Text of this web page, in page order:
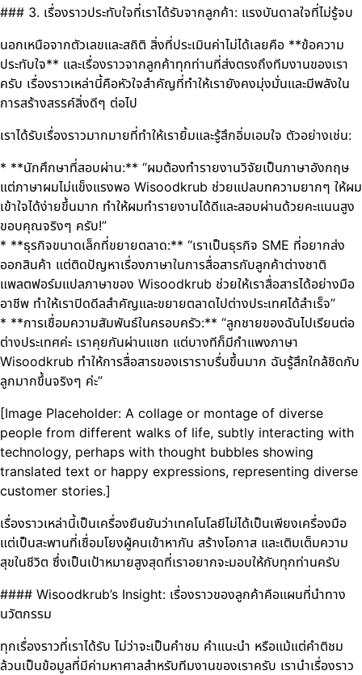
### 3. เรื่องราวประทับใจที่เราได้รับจากลูกค้า: แรงบันดาลใจที่ไม่รู้จบ
นอกเหนือจากตัวเลขและสถิติ สิ่งที่ประเมินค่าไม่ได้เลยคือ **ข้อความ
ประทับใจ** และเรื่องราวจากลูกค้าทุกท่านที่ส่งตรงถึงทีมงานของเรา
ครับ เรื่องราวเหล่านี้คือหัวใจสำคัญที่ทำให้เรายังคงมุ่งมั่นและมีพลังใน
การสร้างสรรค์สิ่งดีๆ ต่อไป
เราได้รับเรื่องราวมากมายที่ทำให้เรายิ้มและรู้สึกอิ่มเอมใจ ตัวอย่างเช่น:
* **นักศึกษาที่สอบผ่าน:** “ผมต้องทำรายงานวิจัยเป็นภาษาอังกฤษ
แต่ภาษาผมไม่แข็งแรงพอ Wisoodkrub ช่วยแปลบทความยากๆ ให้ผม
เข้าใจได้ง่ายขึ้นมาก ทำให้ผมทำรายงานได้ดีและสอบผ่านด้วยคะแนนสูง
ขอบคุณจริงๆ ครับ!”
* **ธุรกิจขนาดเล็กที่ขยายตลาด:** “เราเป็นธุรกิจ SME ที่อยากส่ง
ออกสินค้า แต่ติดปัญหาเรื่องภาษาในการสื่อสารกับลูกค้าต่างชาติ
แพลตฟอร์มแปลภาษาของ Wisoodkrub ช่วยให้เราสื่อสารได้อย่างมือ
อาชีพ ทำให้เราปิดดีลสำคัญและขยายตลาดไปต่างประเทศได้สำเร็จ”
* **การเชื่อมความสัมพันธ์ในครอบครัว:** “ลูกชายของฉันไปเรียนต่อ
ต่างประเทศค่ะ เราคุยกันผ่านแชท แต่บางทีก็มีกำแพงภาษา
Wisoodkrub ทำให้การสื่อสารของเราราบรื่นขึ้นมาก ฉันรู้สึกใกล้ชิดกับ
ลูกมากขึ้นจริงๆ ค่ะ”
[Image Placeholder: A collage or montage of diverse
people from different walks of life, subtly interacting with
technology, perhaps with thought bubbles showing
translated text or happy expressions, representing diverse
customer stories.]
เรื่องราวเหล่านี้เป็นเครื่องยืนยันว่าเทคโนโลยีไม่ได้เป็นเพียงเครื่องมือ
แต่เป็นสะพานที่เชื่อมโยงผู้คนเข้าหากัน สร้างโอกาส และเติมเต็มความ
สุขในชีวิต ซึ่งเป็นเป้าหมายสูงสุดที่เราอยากจะมอบให้กับทุกท่านครับ
#### Wisoodkrub’s Insight: เรื่องราวของลูกค้าคือแผนที่นำทาง
นวัตกรรม
ทุกเรื่องราวที่เราได้รับ ไม่ว่าจะเป็นคำชม คำแนะนำ หรือแม้แต่คำติชม
ล้วนเป็นข้อมูลที่มีค่ามหาศาลสำหรับทีมงานของเราครับ เรานำเรื่องราว